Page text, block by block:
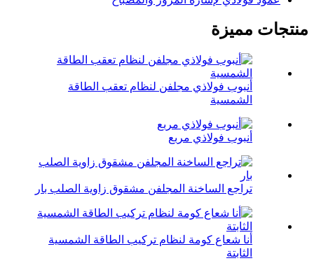
منتجات مميزة
أنبوب فولاذي مجلفن لنظام تعقب الطاقة
الشمسية
أنبوب فولاذي مربع
تراجع الساخنة المجلفن مشقوق زاوية الصلب بار
أنا شعاع كومة لنظام تركيب الطاقة الشمسية
الثابتة